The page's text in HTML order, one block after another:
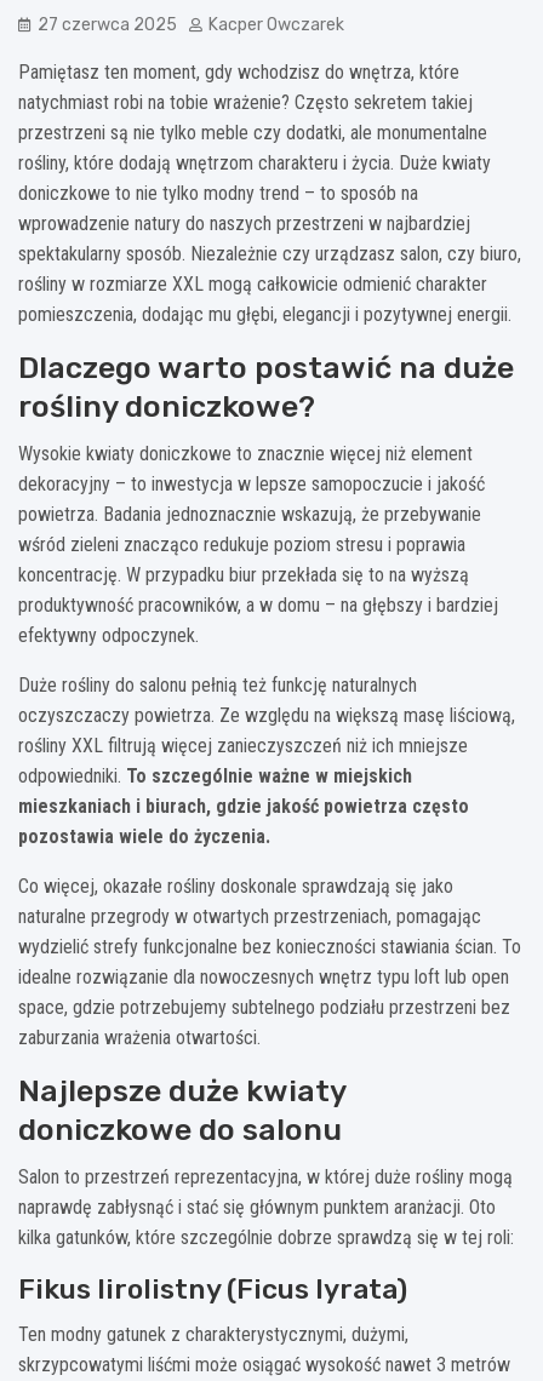
27 czerwca 2025 Kacper Owczarek
Pamiętasz ten moment, gdy wchodzisz do wnętrza, które
natychmiast robi na tobie wrażenie? Często sekretem takiej
przestrzeni są nie tylko meble czy dodatki, ale monumentalne
rośliny, które dodają wnętrzom charakteru i życia. Duże kwiaty
doniczkowe to nie tylko modny trend – to sposób na
wprowadzenie natury do naszych przestrzeni w najbardziej
spektakularny sposób. Niezależnie czy urządzasz salon, czy biuro,
rośliny w rozmiarze XXL mogą całkowicie odmienić charakter
pomieszczenia, dodając mu głębi, elegancji i pozytywnej energii.
Dlaczego warto postawić na duże
rośliny doniczkowe?
Wysokie kwiaty doniczkowe to znacznie więcej niż element
dekoracyjny – to inwestycja w lepsze samopoczucie i jakość
powietrza. Badania jednoznacznie wskazują, że przebywanie
wśród zieleni znacząco redukuje poziom stresu i poprawia
koncentrację. W przypadku biur przekłada się to na wyższą
produktywność pracowników, a w domu – na głębszy i bardziej
efektywny odpoczynek.
Duże rośliny do salonu pełnią też funkcję naturalnych
oczyszczaczy powietrza. Ze względu na większą masę liściową,
rośliny XXL filtrują więcej zanieczyszczeń niż ich mniejsze
odpowiedniki. To szczególnie ważne w miejskich
mieszkaniach i biurach, gdzie jakość powietrza często
pozostawia wiele do życzenia.
Co więcej, okazałe rośliny doskonale sprawdzają się jako
naturalne przegrody w otwartych przestrzeniach, pomagając
wydzielić strefy funkcjonalne bez konieczności stawiania ścian. To
idealne rozwiązanie dla nowoczesnych wnętrz typu loft lub open
space, gdzie potrzebujemy subtelnego podziału przestrzeni bez
zaburzania wrażenia otwartości.
Najlepsze duże kwiaty
doniczkowe do salonu
Salon to przestrzeń reprezentacyjna, w której duże rośliny mogą
naprawdę zabłysnąć i stać się głównym punktem aranżacji. Oto
kilka gatunków, które szczególnie dobrze sprawdzą się w tej roli:
Fikus lirolistny (Ficus lyrata)
Ten modny gatunek z charakterystycznymi, dużymi,
skrzypcowatymi liśćmi może osiągać wysokość nawet 3 metrów